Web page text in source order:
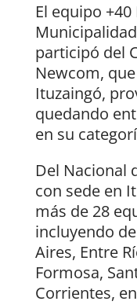
El equipo
participó del
Newcom,
Ituzaingó,
quedando
en su
Del Nacional
con sede en
más de 28
incluyendo
Aires, Entre
Formosa,
Corrientes,